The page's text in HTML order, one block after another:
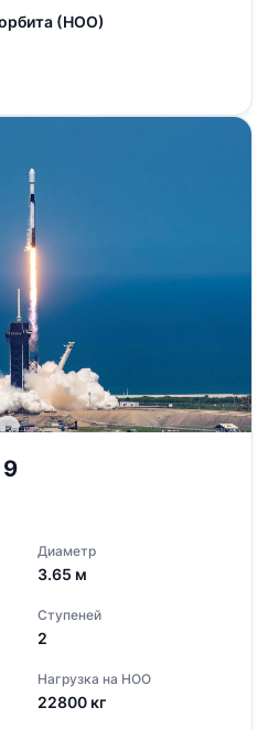
(НОО)
9
Диаметр
3.65 м
Ступеней
2
Нагрузка на НОО
22800 кг